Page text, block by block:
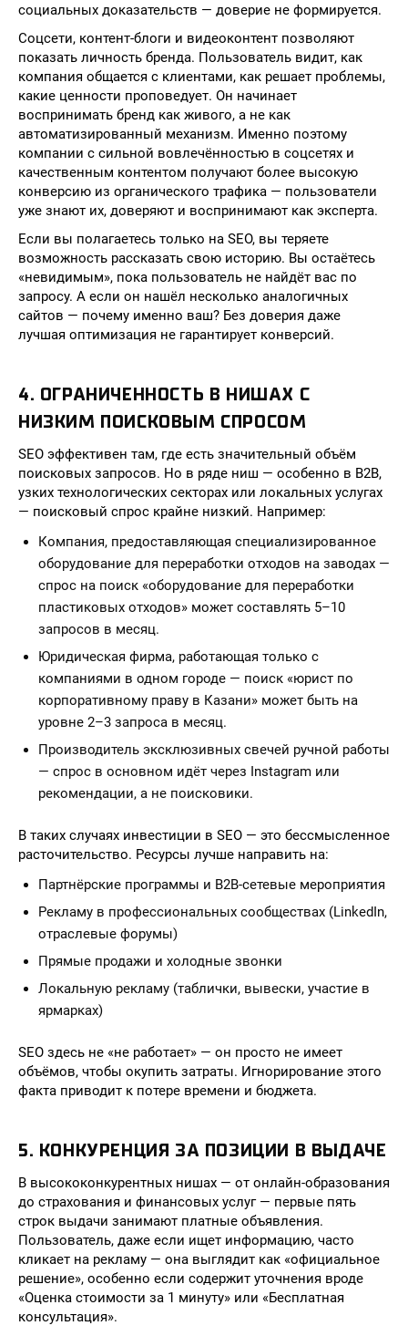
социальных доказательств — доверие не формируется.
Соцсети, контент-блоги и видеоконтент позволяют
показать личность бренда. Пользователь видит, как
компания общается с клиентами, как решает проблемы,
какие ценности проповедует. Он начинает
воспринимать бренд как живого, а не как
автоматизированный механизм. Именно поэтому
компании с сильной вовлечённостью в соцсетях и
качественным контентом получают более высокую
конверсию из органического трафика — пользователи
уже знают их, доверяют и воспринимают как эксперта.
Если вы полагаетесь только на SEO, вы теряете
возможность рассказать свою историю. Вы остаётесь
«невидимым», пока пользователь не найдёт вас по
запросу. А если он нашёл несколько аналогичных
сайтов — почему именно ваш? Без доверия даже
лучшая оптимизация не гарантирует конверсий.
4. ОГРАНИЧЕННОСТЬ В НИШАХ С
НИЗКИМ ПОИСКОВЫМ СПРОСОМ
SEO эффективен там, где есть значительный объём
поисковых запросов. Но в ряде ниш — особенно в B2B,
узких технологических секторах или локальных услугах
— поисковый спрос крайне низкий. Например:
Компания, предоставляющая специализированное
оборудование для переработки отходов на заводах —
спрос на поиск «оборудование для переработки
пластиковых отходов» может составлять 5–10
запросов в месяц.
Юридическая фирма, работающая только с
компаниями в одном городе — поиск «юрист по
корпоративному праву в Казани» может быть на
уровне 2–3 запроса в месяц.
Производитель эксклюзивных свечей ручной работы
— спрос в основном идёт через Instagram или
рекомендации, а не поисковики.
В таких случаях инвестиции в SEO — это бессмысленное
расточительство. Ресурсы лучше направить на:
Партнёрские программы и B2B-сетевые мероприятия
Рекламу в профессиональных сообществах (LinkedIn,
отраслевые форумы)
Прямые продажи и холодные звонки
Локальную рекламу (таблички, вывески, участие в
ярмарках)
SEO здесь не «не работает» — он просто не имеет
объёмов, чтобы окупить затраты. Игнорирование этого
факта приводит к потере времени и бюджета.
5. КОНКУРЕНЦИЯ ЗА ПОЗИЦИИ В ВЫДАЧЕ
В высококонкурентных нишах — от онлайн-образования
до страхования и финансовых услуг — первые пять
строк выдачи занимают платные объявления.
Пользователь, даже если ищет информацию, часто
кликает на рекламу — она выглядит как «официальное
решение», особенно если содержит уточнения вроде
«Оценка стоимости за 1 минуту» или «Бесплатная
консультация».